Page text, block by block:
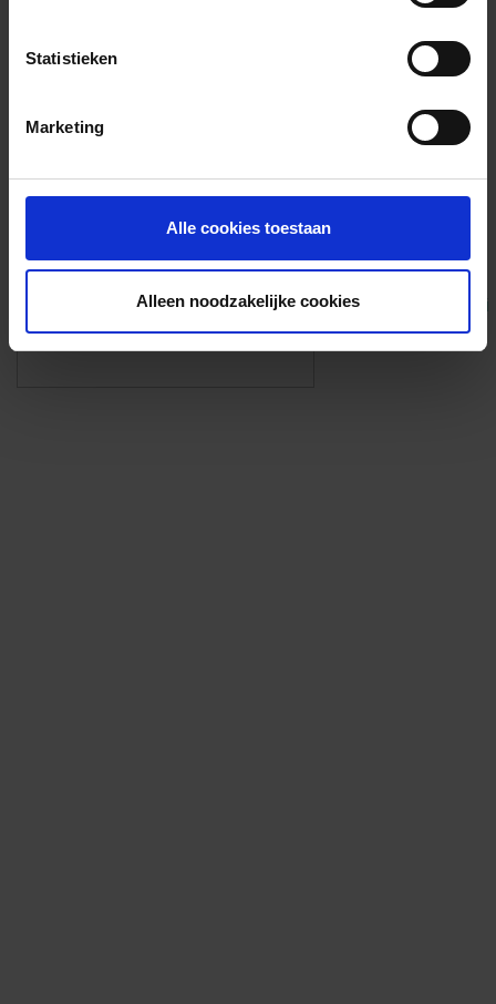
Statistieken
Marketing
Alle cookies toestaan
Alleen noodzakelijke cookies
Foto’s ({{photos.length}})
Eigen foto’s